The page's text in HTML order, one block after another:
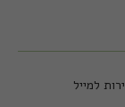
למייל